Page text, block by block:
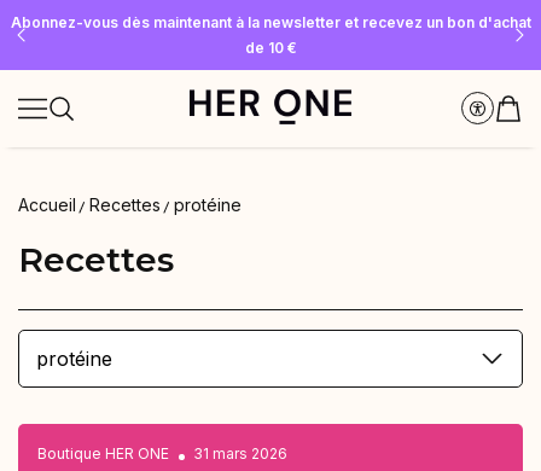
Offre « SLEEP WELL » gratuite à partir de 69 € d'achat minimum – dans la
limite des stocks disponibles !
Abonnez-vous dès maintenant à la newsletter et recevez un bon d'achat
de 10 €
Accueil Recettes protéine
Recettes
protéine
Boutique HER ONE 31 mars 2026